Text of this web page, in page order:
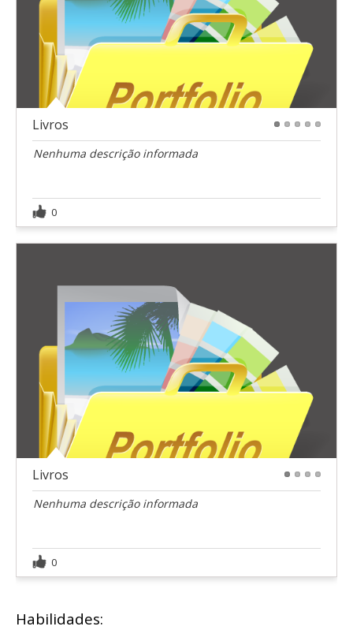
Livros
Nenhuma descrição informada
0
Livros
Nenhuma descrição informada
0
Habilidades: